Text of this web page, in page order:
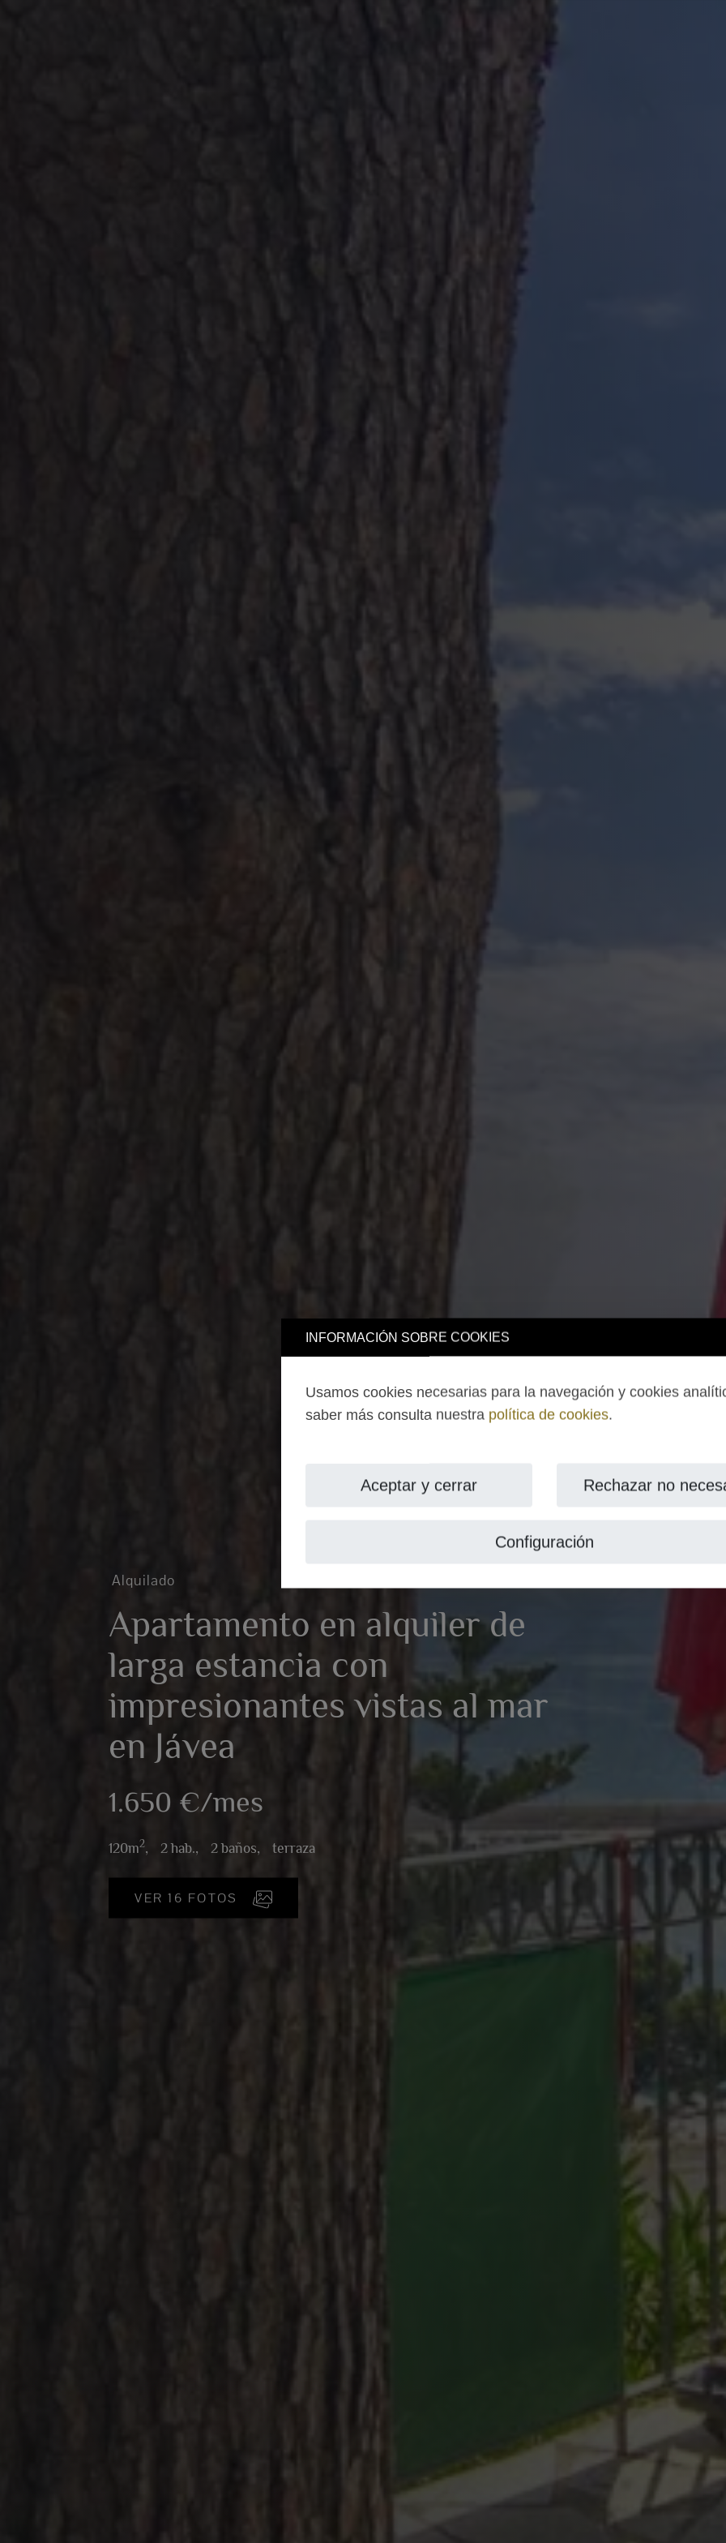
INFORMACIÓN SOBRE COOKIES
Usamos cookies necesarias para la navegación y cookies
saber más consulta nuestra política de cookies.
Aceptar y cerrar Rechazar no
Configuración
Alquilado
Apartamento en alquiler de
larga estancia con
impresionantes vistas al mar
en Jávea
1.650 €/mes
120m2, 2 hab., 2 baños, terraza
VER 16 FOTOS